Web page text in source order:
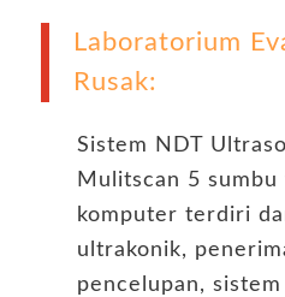
Laboratorium
Rusak:
Sistem NDT
Mulitscan 5 sumbu
komputer terdiri
ultrakonik,
pencelupan,